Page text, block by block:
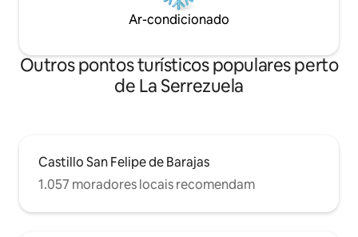
Ar-condicionado
Outros pontos turísticos populares perto
de La Serrezuela
Castillo San Felipe de Barajas
1.057 moradores locais recomendam